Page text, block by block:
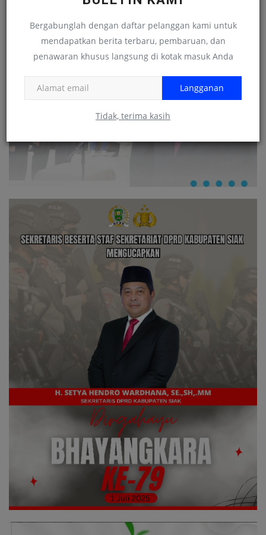
Bergabunglah dengan daftar pelanggan kami untuk
mendapatkan berita terbaru, pembaruan, dan
penawaran khusus langsung di kotak masuk Anda
Langganan
Tidak, terima kasih